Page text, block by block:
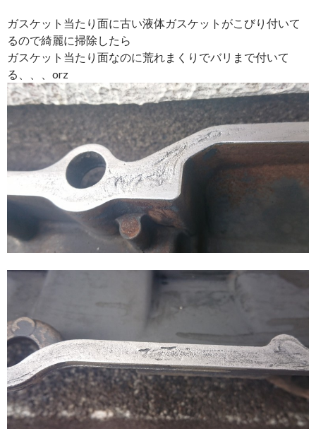
ガスケット当たり面に古い液体ガスケットがこびり付いて
るので綺麗に掃除したら
ガスケット当たり面なのに荒れまくりでバリまで付いて
る、、、orz